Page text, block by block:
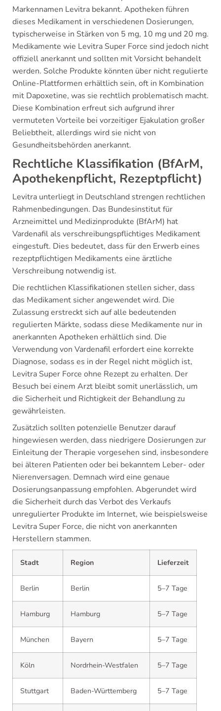
Markennamen Levitra bekannt. Apotheken führen
dieses Medikament in verschiedenen Dosierungen,
typischerweise in Stärken von 5 mg, 10 mg und 20 mg.
Medikamente wie Levitra Super Force sind jedoch nicht
offiziell anerkannt und sollten mit Vorsicht behandelt
werden. Solche Produkte könnten über nicht regulierte
Online-Plattformen erhältlich sein, oft in Kombination
mit Dapoxetine, was sie rechtlich problematisch macht.
Diese Kombination erfreut sich aufgrund ihrer
vermuteten Vorteile bei vorzeitiger Ejakulation großer
Beliebtheit, allerdings wird sie nicht von
Gesundheitsbehörden anerkannt.
Rechtliche Klassifikation (BfArM,
Apothekenpflicht, Rezeptpflicht)
Levitra unterliegt in Deutschland strengen rechtlichen
Rahmenbedingungen. Das Bundesinstitut für
Arzneimittel und Medizinprodukte (BfArM) hat
Vardenafil als verschreibungspflichtiges Medikament
eingestuft. Dies bedeutet, dass für den Erwerb eines
rezeptpflichtigen Medikaments eine ärztliche
Verschreibung notwendig ist.
Die rechtlichen Klassifikationen stellen sicher, dass
das Medikament sicher angewendet wird. Die
Zulassung erstreckt sich auf alle bedeutenden
regulierten Märkte, sodass diese Medikamente nur in
anerkannten Apotheken erhältlich sind. Die
Verwendung von Vardenafil erfordert eine korrekte
Diagnose, sodass es in der Regel nicht möglich ist,
Levitra Super Force ohne Rezept zu erhalten. Der
Besuch bei einem Arzt bleibt somit unerlässlich, um
die Sicherheit und Richtigkeit der Behandlung zu
gewährleisten.
Zusätzlich sollten potenzielle Benutzer darauf
hingewiesen werden, dass niedrigere Dosierungen zur
Einleitung der Therapie vorgesehen sind, insbesondere
bei älteren Patienten oder bei bekanntem Leber- oder
Nierenversagen. Demnach wird eine genaue
Dosierungsanpassung empfohlen. Abgerundet wird
die Sicherheit durch das Verbot des Verkaufs
unregulierter Produkte im Internet, wie beispielsweise
Levitra Super Force, die nicht von anerkannten
Herstellern stammen.
Stadt Region Lieferzeit
Berlin Berlin 5–7 Tage
Hamburg Hamburg 5–7 Tage
München Bayern 5–7 Tage
Köln Nordrhein-Westfalen 5–7 Tage
Stuttgart Baden-Württemberg 5–7 Tage